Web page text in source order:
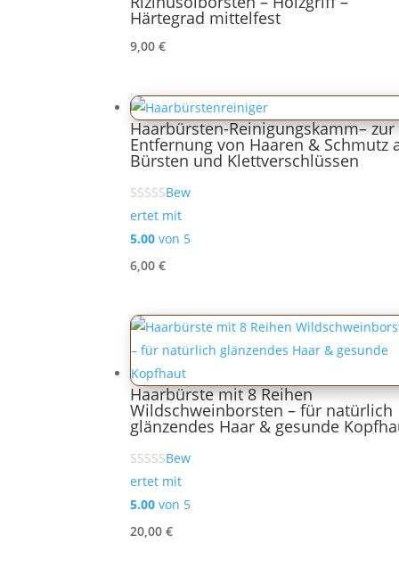
Härtegrad mittelfest
9,00 €
Haarbürsten-Reinigungskamm– zur
Entfernung von Haaren & Schmutz
Bürsten und Klettverschlüssen
Bew
ertet mit
5.00 von 5
6,00 €
Haarbürste mit 8 Reihen
Wildschweinborsten – für natürlich
glänzendes Haar & gesunde
Bew
ertet mit
5.00 von 5
20,00 €